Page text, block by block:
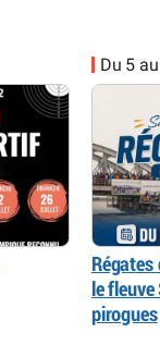
Du 5
le
pirogues